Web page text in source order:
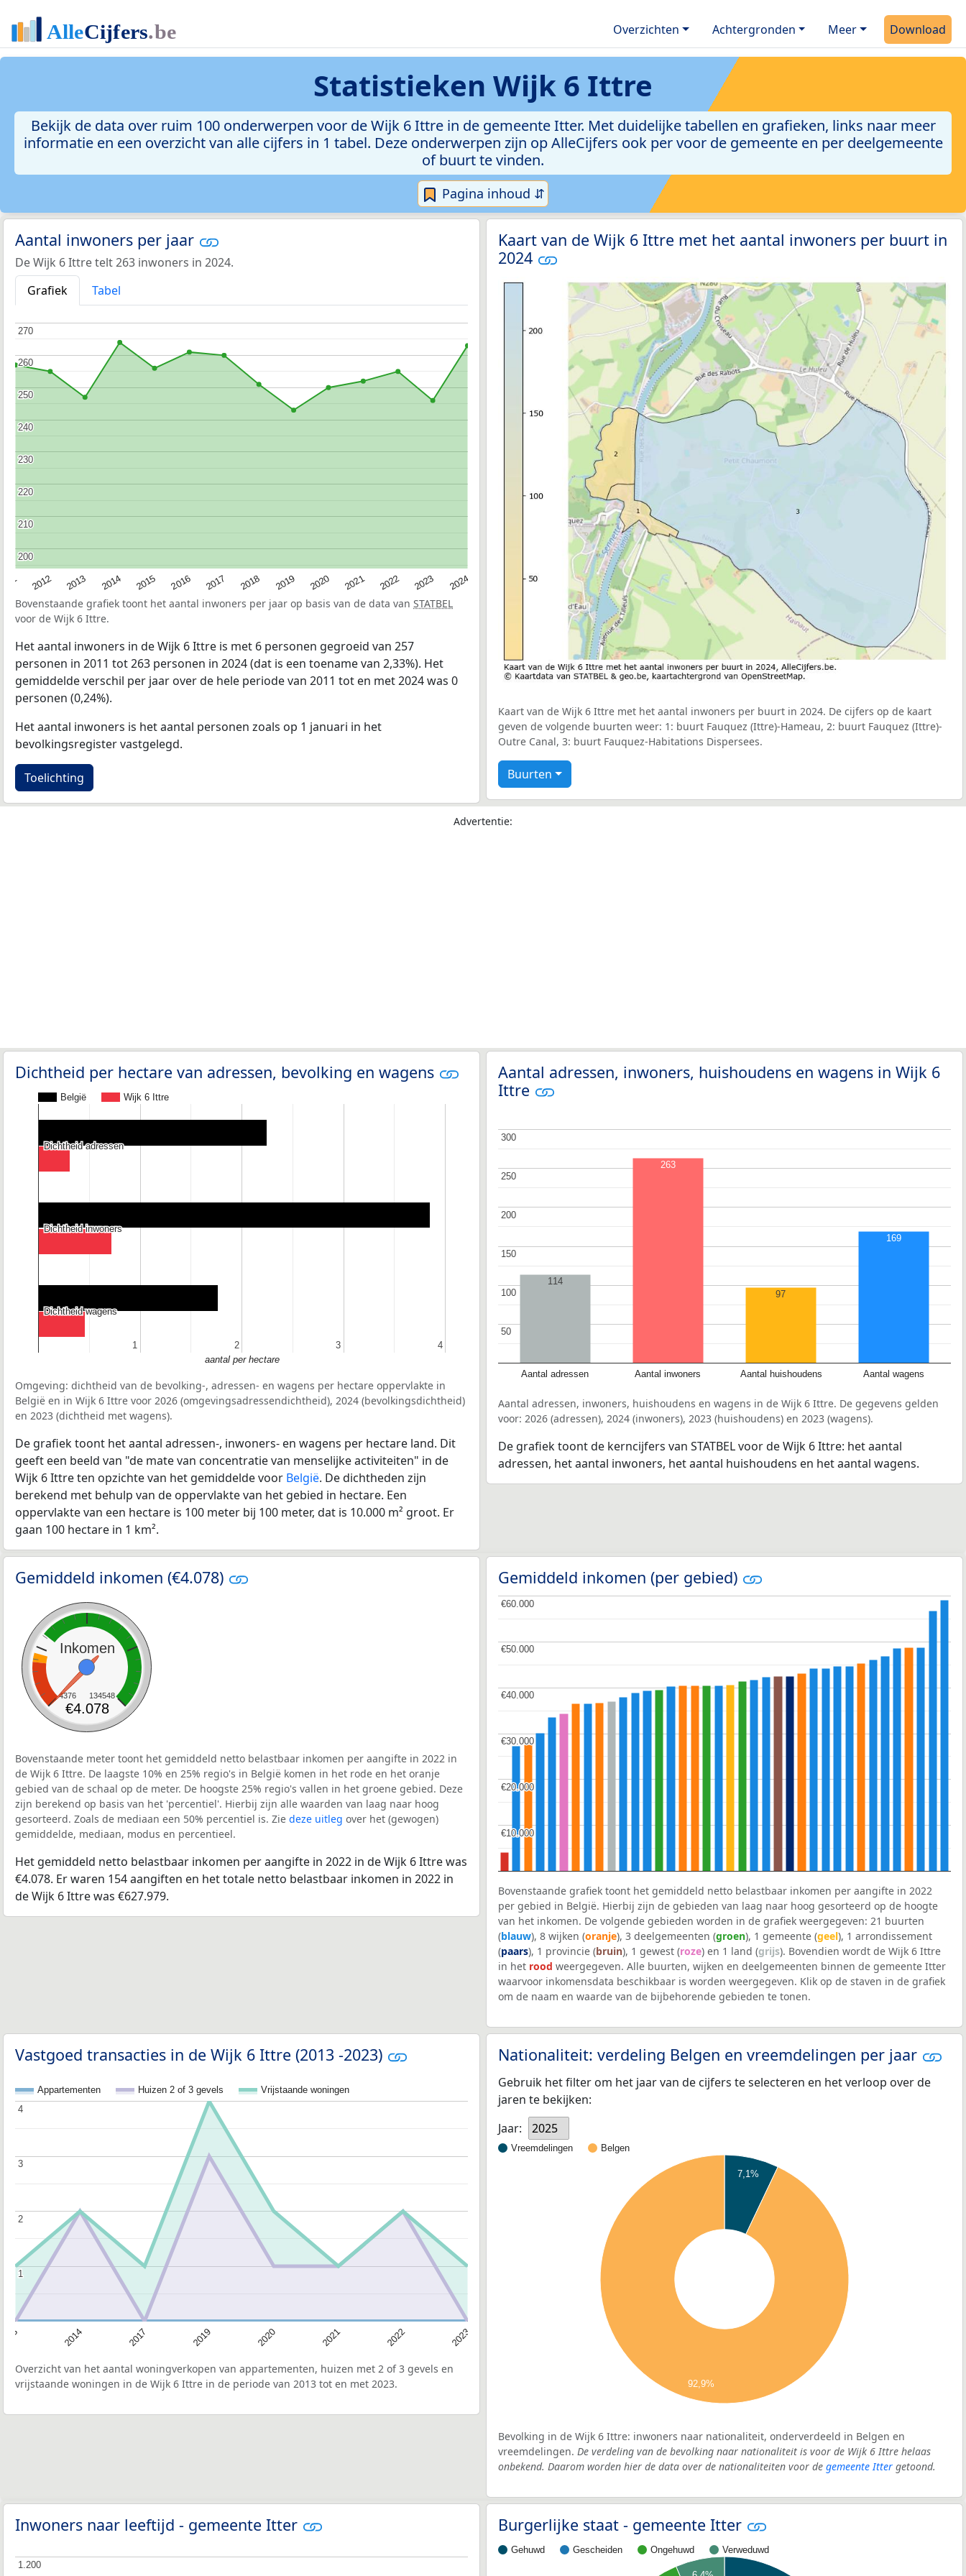
Overzichten Achtergronden Meer Download
Statistieken Wijk 6 Ittre
Bekijk de data over ruim 100 onderwerpen voor de Wijk 6 Ittre in de gemeente Itter. Met duidelijke tabellen en grafieken, links naar meer
informatie en een overzicht van alle cijfers in 1 tabel. Deze onderwerpen zijn op AlleCijfers ook per voor de gemeente en per deelgemeente
of buurt te vinden.
Pagina inhoud ⇵
Aantal inwoners per jaar
De Wijk 6 Ittre telt 263 inwoners in 2024.
Grafiek
Tabel
2012 2013 2014 2015 2016 2017 2018 2019 2020 2021 2022 2023 2024
200
200
210
210
220
220
230
230
240
240
250
250
260
260
270
270
Bovenstaande grafiek toont het aantal inwoners per jaar op basis van de data van STATBEL
voor de Wijk 6 Ittre.
Het aantal inwoners in de Wijk 6 Ittre is met 6 personen gegroeid van 257
personen in 2011 tot 263 personen in 2024 (dat is een toename van 2,33%). Het
gemiddelde verschil per jaar over de hele periode van 2011 tot en met 2024 was 0
personen (0,24%).
Het aantal inwoners is het aantal personen zoals op 1 januari in het
bevolkingsregister vastgelegd.
Toelichting
Kaart van de Wijk 6 Ittre met het aantal inwoners per buurt in
2024
Kaart van de Wijk 6 Ittre met het aantal inwoners per buurt in 2024. De cijfers op de kaart
geven de volgende buurten weer: 1: buurt Fauquez (Ittre)-Hameau, 2: buurt Fauquez (Ittre)-
Outre Canal, 3: buurt Fauquez-Habitations Dispersees.
Buurten
Advertentie:
Dichtheid per hectare van adressen, bevolking en wagens
België Wijk 6 Ittre
11 2
2 3
3 4
4
Dichtheid adressen
Dichtheid adressen
Dichtheid inwoners
Dichtheid inwoners
Dichtheid wagens
Dichtheid wagens
aantal per hectare
Omgeving: dichtheid van de bevolking-, adressen- en wagens per hectare oppervlakte in
België en in Wijk 6 Ittre voor 2026 (omgevingsadressendichtheid), 2024 (bevolkingsdichtheid)
en 2023 (dichtheid met wagens).
De grafiek toont het aantal adressen-, inwoners- en wagens per hectare land. Dit
geeft een beeld van "de mate van concentratie van menselijke activiteiten" in de
Wijk 6 Ittre ten opzichte van het gemiddelde voor België. De dichtheden zijn
berekend met behulp van de oppervlakte van het gebied in hectare. Een
oppervlakte van een hectare is 100 meter bij 100 meter, dat is 10.000 m² groot. Er
gaan 100 hectare in 1 km².
Aantal adressen, inwoners, huishoudens en wagens in Wijk 6
Ittre
Aantal adressen Aantal inwoners Aantal huishoudens Aantal wagens
50
50
100
100
150
150
200
200
250
250
300
300
114
263
97
169
Aantal adressen, inwoners, huishoudens en wagens in de Wijk 6 Ittre. De gegevens gelden
voor: 2026 (adressen), 2024 (inwoners), 2023 (huishoudens) en 2023 (wagens).
De grafiek toont de kerncijfers van STATBEL voor de Wijk 6 Ittre: het aantal
adressen, het aantal inwoners, het aantal huishoudens en het aantal wagens.
Gemiddeld inkomen (€4.078)
Inkomen
4376 134548
€4.078
Bovenstaande meter toont het gemiddeld netto belastbaar inkomen per aangifte in 2022 in
de Wijk 6 Ittre. De laagste 10% en 25% regio's in België komen in het rode en het oranje
gebied van de schaal op de meter. De hoogste 25% regio's vallen in het groene gebied. Deze
zijn berekend op basis van het 'percentiel'. Hierbij zijn alle waarden van laag naar hoog
gesorteerd. Zoals de mediaan een 50% percentiel is. Zie deze uitleg over het (gewogen)
gemiddelde, mediaan, modus en percentieel.
Het gemiddeld netto belastbaar inkomen per aangifte in 2022 in de Wijk 6 Ittre was
€4.078. Er waren 154 aangiften en het totale netto belastbaar inkomen in 2022 in
de Wijk 6 Ittre was €627.979.
Gemiddeld inkomen (per gebied)
€10.000
€10.000
€20.000
€20.000
€30.000
€30.000
€40.000
€40.000
€50.000
€50.000
€60.000
€60.000
Bovenstaande grafiek toont het gemiddeld netto belastbaar inkomen per aangifte in 2022
per gebied in België. Hierbij zijn de gebieden van laag naar hoog gesorteerd op de hoogte
van het inkomen. De volgende gebieden worden in de grafiek weergegeven: 21 buurten
(blauw), 8 wijken (oranje), 3 deelgemeenten (groen), 1 gemeente (geel), 1 arrondissement
(paars), 1 provincie (bruin), 1 gewest (roze) en 1 land (grijs). Bovendien wordt de Wijk 6 Ittre
in het rood weergegeven. Alle buurten, wijken en deelgemeenten binnen de gemeente Itter
waarvoor inkomensdata beschikbaar is worden weergegeven. Klik op de staven in de grafiek
om de naam en waarde van de bijbehorende gebieden te tonen.
Vastgoed transacties in de Wijk 6 Ittre (2013 -2023)
Appartementen Huizen 2 of 3 gevels Vrijstaande woningen
2014 2017 2019 2020 2021 2022 2023
1
1
2
2
3
3
4
4
Overzicht van het aantal woningverkopen van appartementen, huizen met 2 of 3 gevels en
vrijstaande woningen in de Wijk 6 Ittre in de periode van 2013 tot en met 2023.
Nationaliteit: verdeling Belgen en vreemdelingen per jaar
Gebruik het filter om het jaar van de cijfers te selecteren en het verloop over de
jaren te bekijken:
Jaar:
2025
Vreemdelingen Belgen
7,1%
92,9%
Bevolking in de Wijk 6 Ittre: inwoners naar nationaliteit, onderverdeeld in Belgen en
vreemdelingen. De verdeling van de bevolking naar nationaliteit is voor de Wijk 6 Ittre helaas
onbekend. Daarom worden hier de data over de nationaliteiten voor de gemeente Itter getoond.
Inwoners naar leeftijd - gemeente Itter
1.200
1.200
Burgerlijke staat - gemeente Itter
Gehuwd Gescheiden Ongehuwd Verweduwd